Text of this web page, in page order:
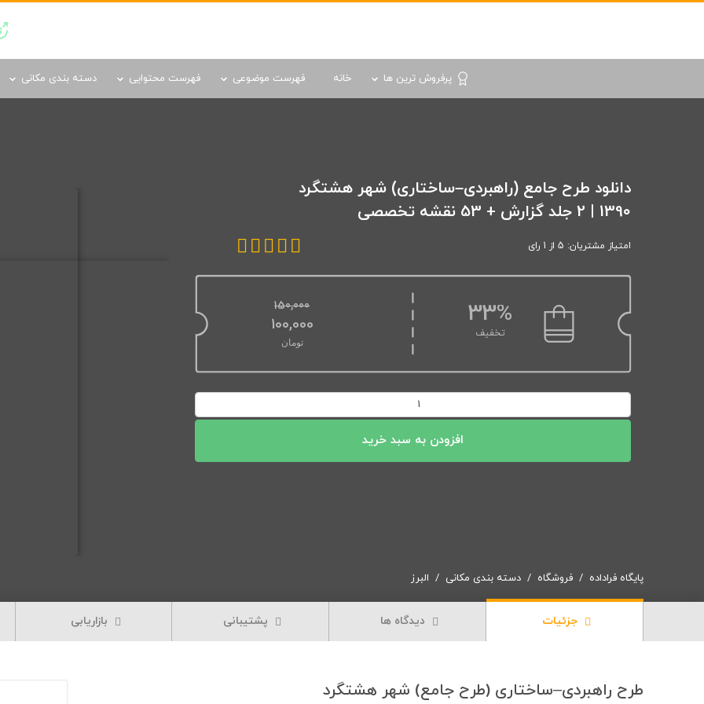
پرفروش ترین ها خانه فهرست موضوعی فهرست محتوایی دسته بندی مکانی
دانلود طرح جامع (راهبردی–ساختاری) شهر هشتگرد
1390 | 2 جلد گزارش + 53 نقشه تخصصی
امتیاز مشتریان: 5 از 1 رای
33%
تخفیف
150,000
قیمت اصلی: 150,000تومان بود.
100,000
تومان
طرح
(راهبردی–
2
تخصصی
افزودن به سبد خرید
پایگاه فراداده فروشگاه دسته بندی مکانی البرز
جزئیات دیدگاه ها پشتیبانی بازاریابی
طرح راهبردی–ساختاری (طرح جامع) شهر هشتگرد